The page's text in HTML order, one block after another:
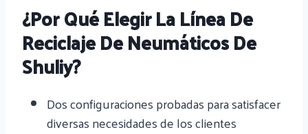
¿Por Qué Elegir La Línea De
Reciclaje De Neumáticos De
Shuliy?
Dos configuraciones probadas para satisfacer
diversas necesidades de los clientes